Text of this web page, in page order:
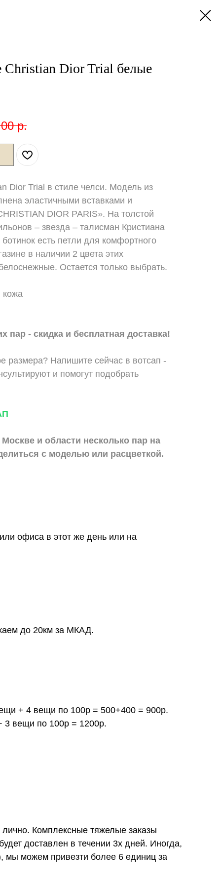
Christian Dior Trial белые
р.
Dior Trial в стиле челси. Модель из
эластичными вставками и
DIOR PARIS». На толстой
– звезда – талисман Кристиана
есть петли для комфортного
в наличии 2 цвета этих
Остается только выбрать.
кожа
пар - скидка и бесплатная доставка!
размера? Напишите сейчас в вотсап -
и помогут подобрать
и области несколько пар на
с моделью или расцветкой.
офиса в этот же день или на
до 20км за МКАД.
+ 4 вещи по 100р = 500+400 = 900р.
3 вещи по 100р = 1200р.
Комплексные тяжелые заказы
доставлен в течении 3х дней. Иногда,
мы можем привезти более 6 единиц за